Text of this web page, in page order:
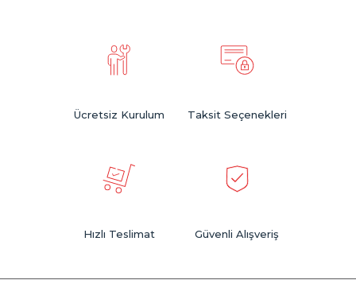
Ücretsiz Kurulum Taksit Seçenekleri
Hızlı Teslimat Güvenli Alışveriş